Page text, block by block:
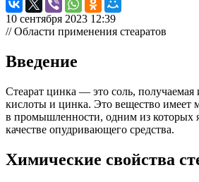
10 сентября 2023 12:39
// Области применения стеаратов
Введение
Стеарат цинка — это соль, получаемая
кислоты и цинка. Это вещество имеет
в промышленности, одним из которых
качестве опудривающего средства.
Химические свойства